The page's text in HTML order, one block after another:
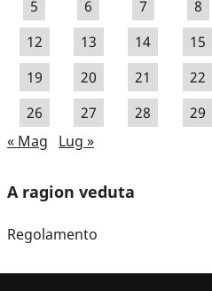
5
6 7 8
12
13 14 15
19
20 21 22
26
27 28 29
« Mag
Lug »
A ragion veduta
Regolamento